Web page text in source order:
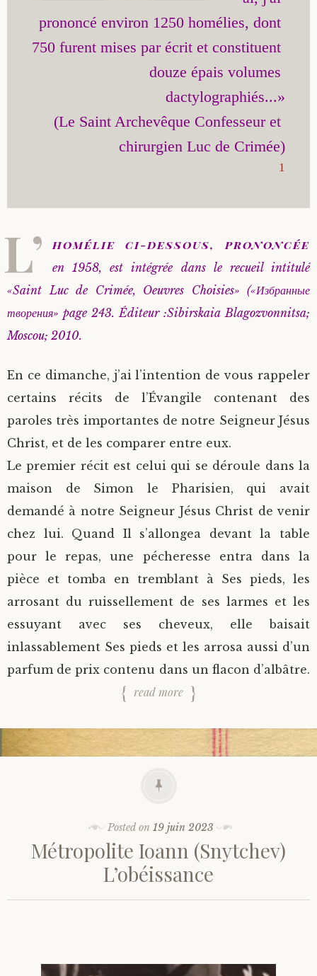
Saint Sophrony l’Athonite
Sainte Matrone de Moscou
Staritsa Marie Makovkine
Archimandrite Lazare (Abachidzé)
Geronda Arsenios le Spiléote
Gerondissa Makrina (Vassopoulou)
Archimandrite Nathanaël (Pospelov)
prononcé environ 1250 homélies, dont
750 furent mises par écrit et constituent
douze épais volumes
dactylographiés...»
(Le Saint Archevêque Confesseur et
chirurgien Luc de Crimée)
1
L’ homélie ci-dessous, prononcée
en 1958, est intégrée dans le recueil intitulé
«Saint Luc de Crimée, Oeuvres Choisies» («Избранные
творения» page 243. Éditeur :Sibirskaia Blagozvonnitsa;
Moscou; 2010.
En ce dimanche, j’ai l’intention de vous rappeler
certains récits de l’Évangile contenant des
paroles très importantes de notre Seigneur Jésus
Christ, et de les comparer entre eux.
Le premier récit est celui qui se déroule dans la
maison de Simon le Pharisien, qui avait
demandé à notre Seigneur Jésus Christ de venir
chez lui. Quand Il s’allongea devant la table
pour le repas, une pécheresse entra dans la
pièce et tomba en tremblant à Ses pieds, les
arrosant du ruissellement de ses larmes et les
essuyant avec ses cheveux, elle baisait
inlassablement Ses pieds et les arrosa aussi d’un
parfum de prix contenu dans un flacon d’albâtre.
read more
Posted on 19 juin 2023
Métropolite Ioann (Snytchev)
L’obéissance